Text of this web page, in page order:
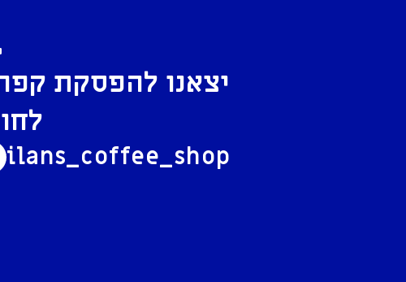
יצאנו להפסקת
ilans_coffee_shop